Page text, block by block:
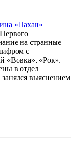
«Пахан»
на странные
с
«Вовка», «Рок»,
в отдел
выяснением